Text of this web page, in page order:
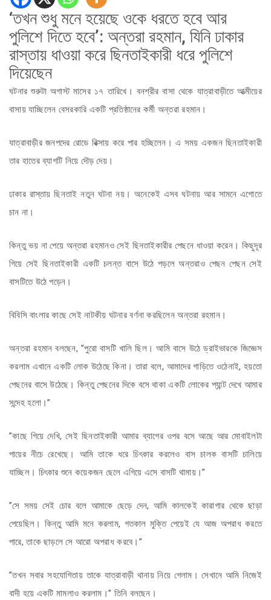
‘তখন শুধু মনে হয়েছে ওকে ধরতে হবে আর
পুলিশে দিতে হবে’: অন্তরা রহমান, যিনি ঢাকার
রাস্তায় ধাওয়া করে ছিনতাইকারী ধরে পুলিশে
দিয়েছেন
ঘটনার শুরুটা অগাস্ট মাসের ১৭ তারিখে। বনশ্রীর বাসা থেকে যাত্রাবাড়ীতে আত্মীয়ের
বাসায় যাচ্ছিলেন বেসরকারি একটি প্রতিষ্ঠানের কর্মী অন্তরা রহমান।
যাত্রাবাড়ীর জনপদের রোডে রিক্সায় করে পার হচ্ছিলেন। এ সময় একজন ছিনতাইকারী
তার হাতের ব্যাগটি নিয়ে দৌড় দেয়।
ঢাকার রাস্তায় ছিনতাই নতুন ঘটনা নয়। অনেকেই এসব ঘটনায় আর সামনে এগোতে
চান না।
কিন্তু ভয় না পেয়ে অন্তরা রহমানও সেই ছিনতাইকারীর পেছনে ধাওয়া করেন। কিছুদূর
গিয়ে সেই ছিনতাইকারী একটি চলন্ত বাসে উঠে পড়লে অন্তরাও পেছন পেছন সেই
বাসটিতে উঠে পড়েন।
বিবিসি বাংলার কাছে সেই নাটকীয় ঘটনার বর্ণনা করছিলেন অন্তরা রহমান।
অন্তরা রহমান বলছেন, ”পুরো বাসটি খালি ছিল। আমি বাসে উঠে ড্রাইভারকে জিজ্ঞেস
করলাম এখানে একটি লোক উঠেছে কিনা। তারা বলে, আমাদের গাড়িতে ওঠেনাই, হয়তো
পেছনের বাসে উঠেছে। কিন্তু পেছনের দিকে বসে থাকা একটি লোকের প্যান্ট দেখে আমার
সন্দেহ হলো।”
”কাছে গিয়ে দেখি, সেই ছিনতাইকারী আমার ব্যাগের ওপর বসে আছে আর মোবাইলটা
পায়ের নীচে রেখেছে। আমি তাকে ধরে চিৎকার করলেও বাস চালক বাসটি চালিয়ে
যাচ্ছিল। চিৎকার শুনে কয়েকজন ছেলে এগিয়ে এসে বাসটি থামায়।”
”সে সময় সেই চোর বলে আমাকে ছেড়ে দেন, আমি কালকেই কারাগার থেকে ছাড়া
পেয়েছিল। কিন্তু আমি মনে করলাম, গতকাল মুক্তি পেয়েই যে আজ অপরাধ করতে
পারে, তাকে ছাড়লে সে আরো অপরাধ করবে।”
”তখন সবার সহযোগিতায় তাকে যাত্রাবাড়ী থানায় নিয়ে গেলাম। সেখানে আমি নিজেই
বাদী হয়ে একটি মামলাও করলাম।” তিনি বলছেন।